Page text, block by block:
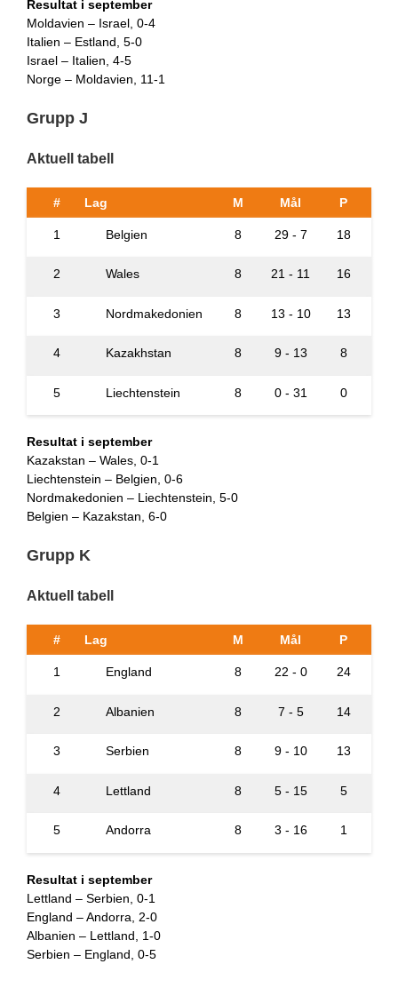
Resultat i september
Moldavien – Israel, 0-4
Italien – Estland, 5-0
Israel – Italien, 4-5
Norge – Moldavien, 11-1
Grupp J
Aktuell tabell
# Lag M Mål P
1 Belgien 8 29 - 7 18
2 Wales 8 21 - 11 16
3 Nordmakedonien 8 13 - 10 13
4 Kazakhstan 8 9 - 13 8
5 Liechtenstein 8 0 - 31 0
Resultat i september
Kazakstan – Wales, 0-1
Liechtenstein – Belgien, 0-6
Nordmakedonien – Liechtenstein, 5-0
Belgien – Kazakstan, 6-0
Grupp K
Aktuell tabell
# Lag M Mål P
1 England 8 22 - 0 24
2 Albanien 8 7 - 5 14
3 Serbien 8 9 - 10 13
4 Lettland 8 5 - 15 5
5 Andorra 8 3 - 16 1
Resultat i september
Lettland – Serbien, 0-1
England – Andorra, 2-0
Albanien – Lettland, 1-0
Serbien – England, 0-5